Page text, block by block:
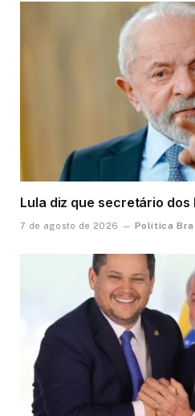
Lula diz que secretário dos
7 de agosto de 2026 Política